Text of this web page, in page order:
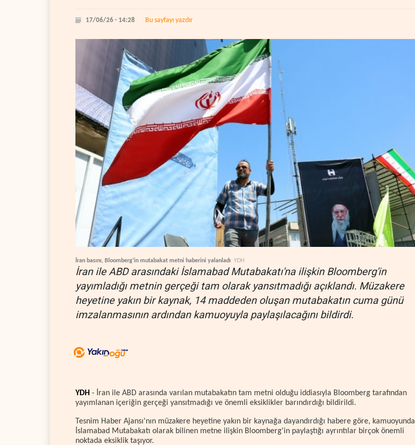
17/06/26 - 14:28 Bu sayfayı yazdır
İran basını, Bloomberg’in mutabakat metni haberini yalanladı YDH
İran ile ABD arasındaki İslamabad Mutabakatı'na ilişkin Bloomberg'in
yayımladığı metnin gerçeği tam olarak yansıtmadığı açıklandı. Müzakere
heyetine yakın bir kaynak, 14 maddeden oluşan mutabakatın cuma günü
imzalanmasının ardından kamuoyuyla paylaşılacağını bildirdi.
YDH - İran ile ABD arasında varılan mutabakatın tam metni olduğu iddiasıyla Bloomberg tarafından
yayımlanan içeriğin gerçeği yansıtmadığı ve önemli eksiklikler barındırdığı bildirildi.
Tesnim Haber Ajansı'nın müzakere heyetine yakın bir kaynağa dayandırdığı habere göre, kamuoyunda
İslamabad Mutabakatı olarak bilinen metne ilişkin Bloomberg'in paylaştığı ayrıntılar birçok önemli
noktada eksiklik taşıyor.